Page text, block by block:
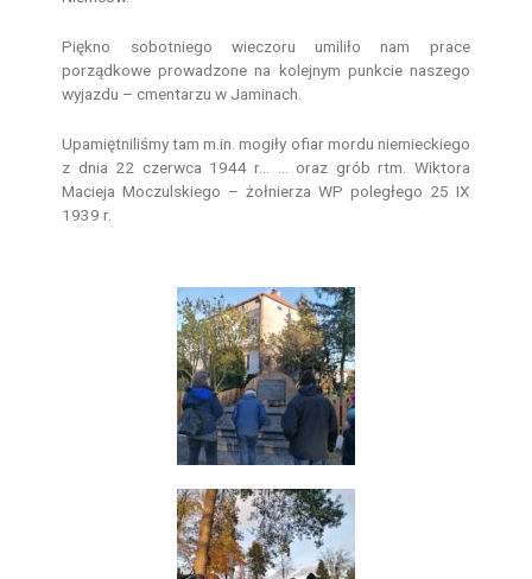
Piękno sobotniego wieczoru umiliło nam prace
porządkowe prowadzone na kolejnym punkcie naszego
wyjazdu – cmentarzu w Jaminach.
Upamiętniliśmy tam m.in. mogiły ofiar mordu niemieckiego
z dnia 22 czerwca 1944 r… … oraz grób rtm. Wiktora
Macieja Moczulskiego – żołnierza WP poległego 25 IX
1939 r.